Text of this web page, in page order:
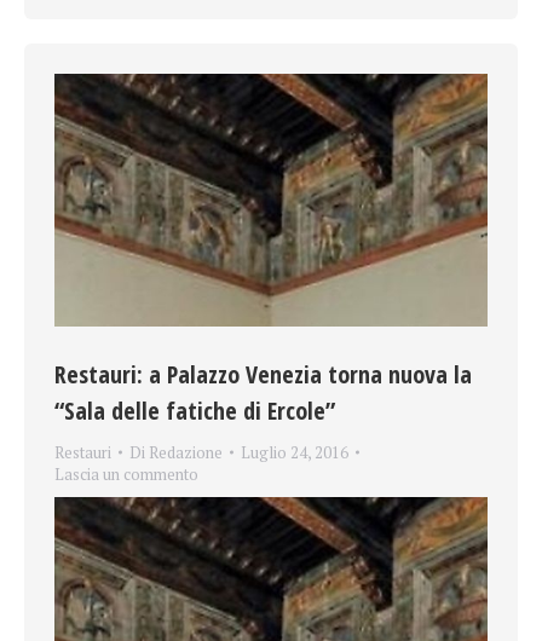
Restauri: a Palazzo Venezia torna nuova la
“Sala delle fatiche di Ercole”
Restauri Di Redazione
Luglio 24, 2016
Lascia un commento